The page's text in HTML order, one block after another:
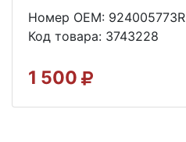
Номер OEM: 924005773R
Код товара: 3743228
1 500